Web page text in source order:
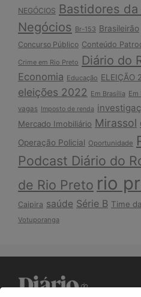
NEGÓCIOS Bastidores
Negócios Br-153 Brasileirão
Concurso Público Conteúdo
Crime em Rio Preto Diário do
Economia Educação ELEIÇÃO
eleições 2022 Em Brasília Em
vagas Imposto de renda
Mercado Imobiliário Mirassol
Operação Policial Oportunidade
Podcast Diário do
de Rio Preto rio
Caipira saúde Série B Time
Votuporanga